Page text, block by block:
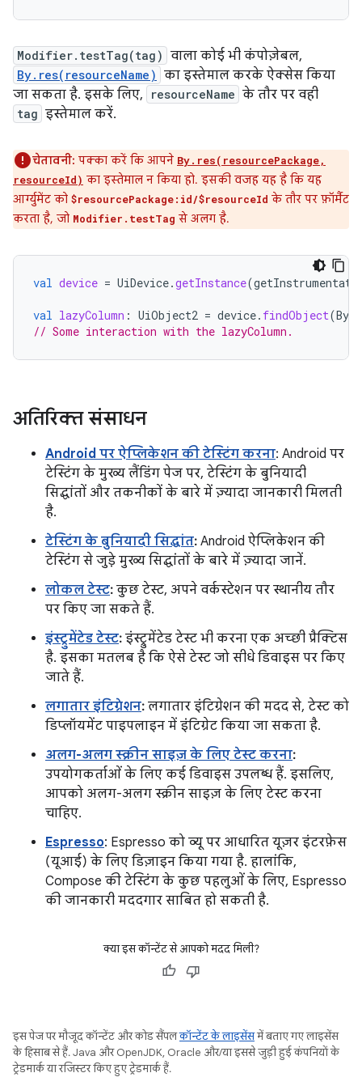
Modifier.testTag(tag) वाला कोई भी कंपोज़ेबल,
By.res(resourceName) का इस्तेमाल करके ऐक्सेस किया
जा सकता है. इसके लिए,
resourceName के तौर पर वही
tag इस्तेमाल करें.
चेतावनी: पक्का करें कि आपने By.res(resourcePackage,
resourceId) का इस्तेमाल न किया हो. इसकी वजह यह है कि यह
आर्ग्युमेंट को $resourcePackage:id/$resourceId के तौर पर फ़ॉर्मैट
करता है, जो Modifier.testTag से अलग है.
val device = UiDevice.getInstance(
val lazyColumn : UiObject2 = device. findObject(By
// Some interaction with the lazyColumn.
अतिरिक्त संसाधन
Android पर ऐप्लिकेशन की टेस्टिंग करना: Android पर
टेस्टिंग के मुख्य लैंडिंग पेज पर, टेस्टिंग के बुनियादी
सिद्धांतों और तकनीकों के बारे में ज़्यादा जानकारी मिलती
है.
टेस्टिंग के बुनियादी सिद्धांत: Android ऐप्लिकेशन की
टेस्टिंग से जुड़े मुख्य सिद्धांतों के बारे में ज़्यादा जानें.
लोकल टेस्ट: कुछ टेस्ट, अपने वर्कस्टेशन पर स्थानीय तौर
पर किए जा सकते हैं.
इंस्ट्रुमेंटेड टेस्ट: इंस्ट्रुमेंटेड टेस्ट भी करना एक अच्छी प्रैक्टिस
है. इसका मतलब है कि ऐसे टेस्ट जो सीधे डिवाइस पर किए
जाते हैं.
लगातार इंटिग्रेशन: लगातार इंटिग्रेशन की मदद से, टेस्ट को
डिप्लॉयमेंट पाइपलाइन में इंटिग्रेट किया जा सकता है.
अलग-अलग स्क्रीन साइज़ के लिए टेस्ट करना:
उपयोगकर्ताओं के लिए कई डिवाइस उपलब्ध हैं. इसलिए,
आपको अलग-अलग स्क्रीन साइज़ के लिए टेस्ट करना
चाहिए.
Espresso: Espresso को व्यू पर आधारित यूज़र इंटरफ़ेस
(यूआई) के लिए डिज़ाइन किया गया है. हालांकि,
Compose की टेस्टिंग के कुछ पहलुओं के लिए, Espresso
की जानकारी मददगार साबित हो सकती है.
क्या इस कॉन्टेंट से आपको मदद मिली?
इस पेज पर मौजूद कॉन्टेंट और कोड सैंपलकॉन्टेंट के लाइसेंसमें बताए गए लाइसेंस
के हिसाब से हैं. Java और OpenJDK, Oracle और/या इससे जुड़ी हुई कंपनियों के
ट्रेडमार्क या रजिस्टर किए हुए ट्रेडमार्क हैं.